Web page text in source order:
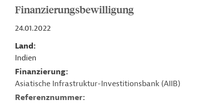
Finanzierungsbewilligung
24.01.2022
Land
Indien
Finanzierung
Asiatische Infrastruktur-Investitionsbank (AIIB)
Referenznummer